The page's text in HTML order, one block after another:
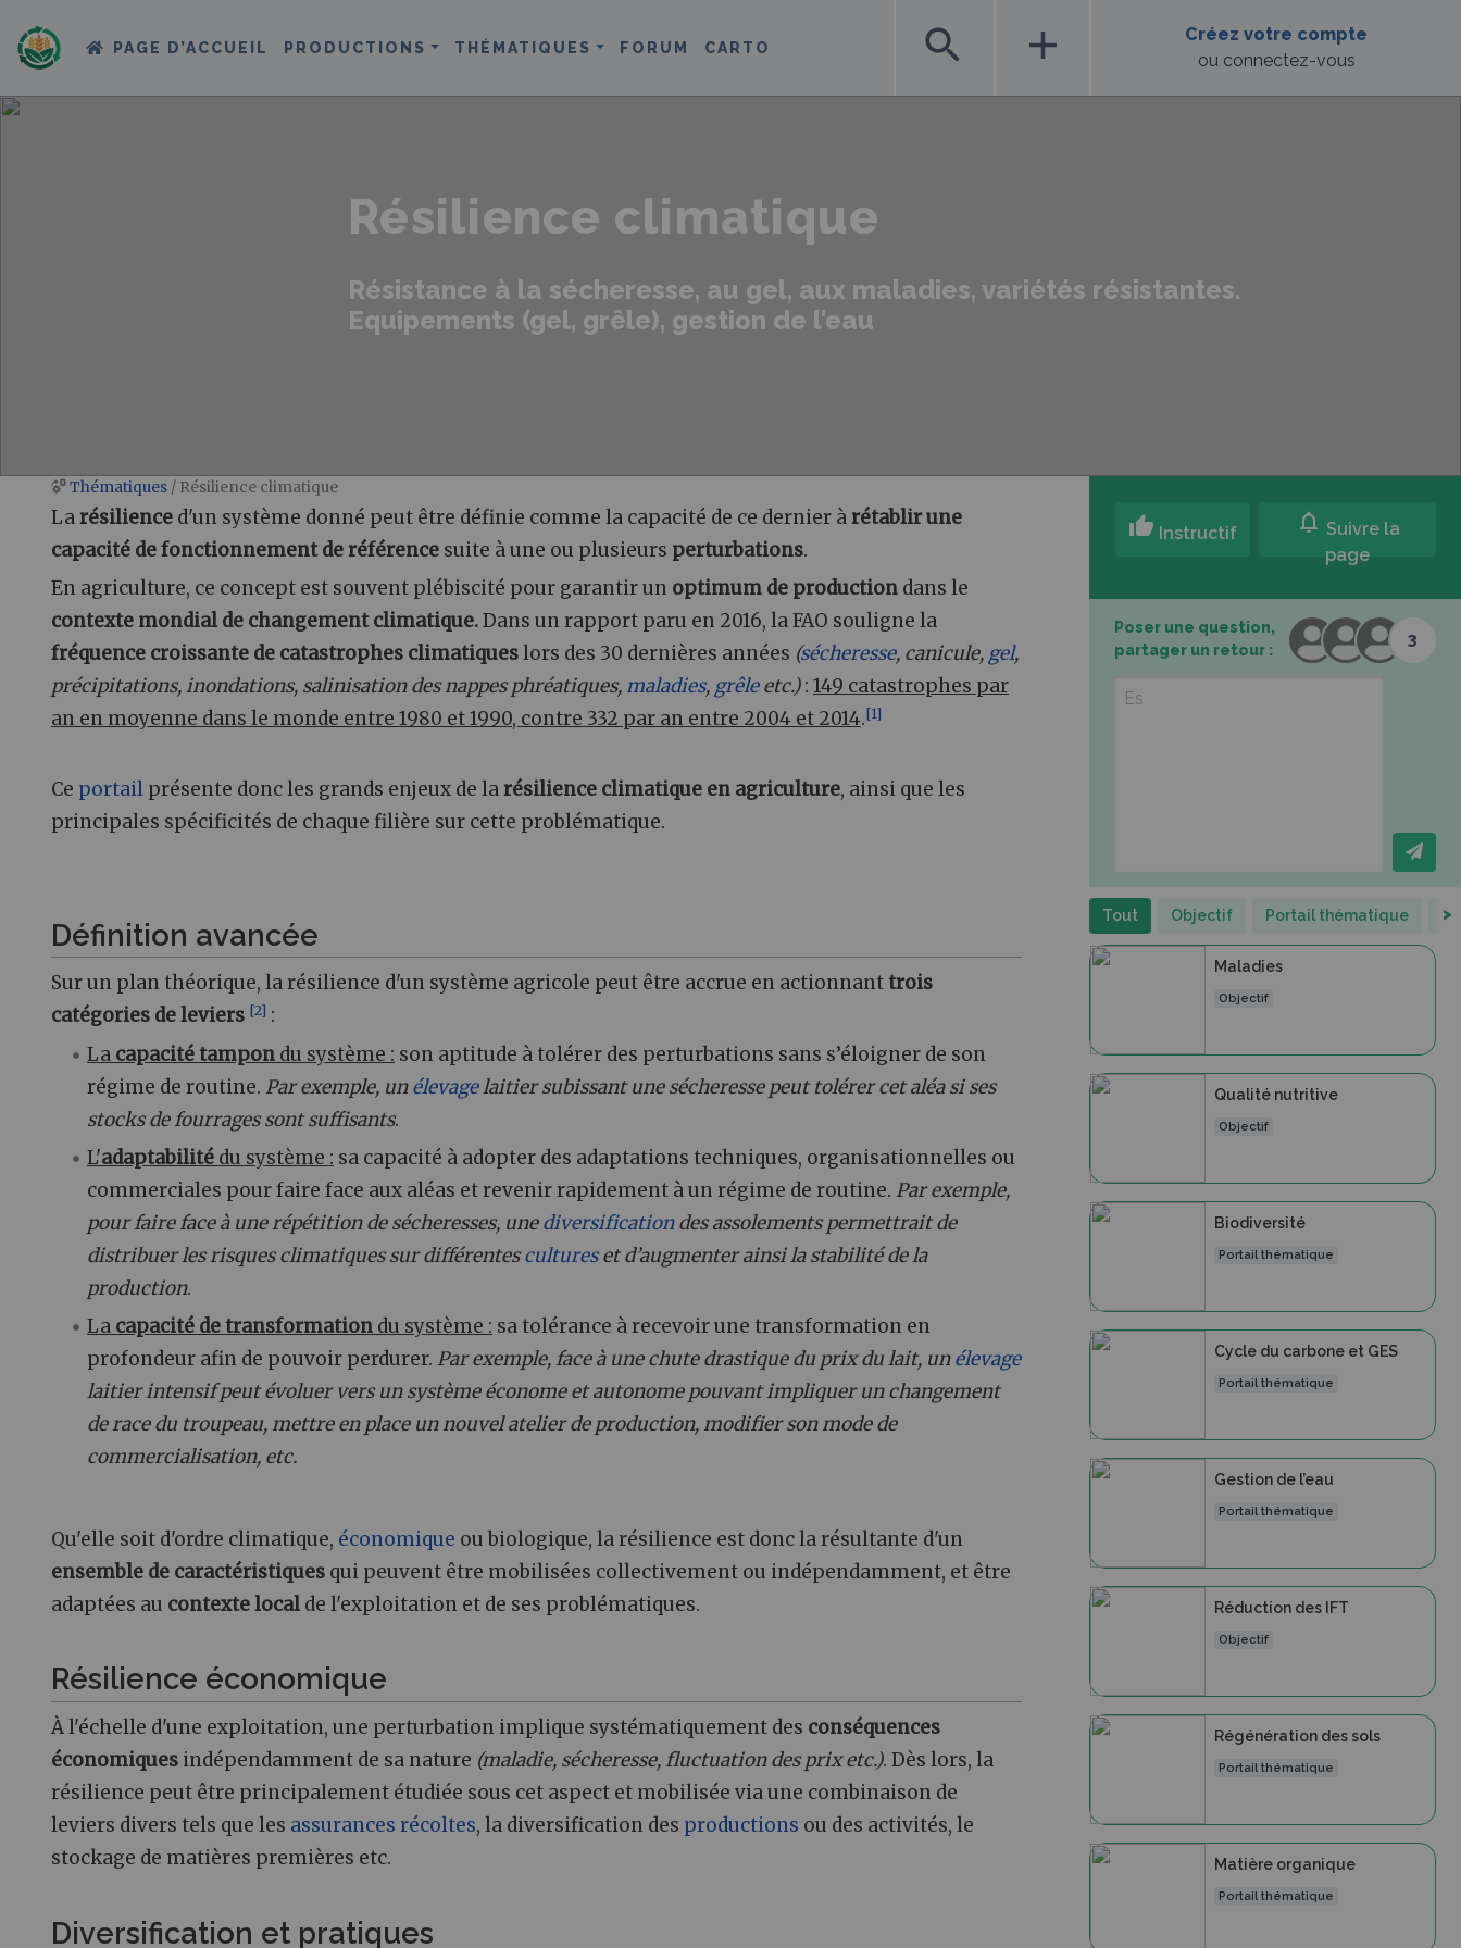
PAGE D’ACCUEIL PRODUCTIONS THÉMATIQUES FORUM CARTO search add
Créez votre compte
ou connectez-vous
Résilience climatique
Résistance à la sécheresse, au gel, aux maladies, variétés résistantes.
Equipements (gel, grêle), gestion de l'eau
Aller à :navigation,rechercher
Thématiques / Résilience climatique
Larésilience d'un système donné peut être définie comme la capacité de ce dernier àrétablir une
capacité de fonctionnement de référence suite à une ou plusieurs perturbations.
En agriculture, ce concept est souvent plébiscité pour garantir un optimum de production dans le
contexte mondial de changement climatique.Dans un rapport paru en 2016, la FAO souligne la
fréquence croissante de catastrophes climatiqueslors des 30 dernières années (sécheresse, canicule, gel,
précipitations, inondations, salinisation des nappes phréatiques, maladies, grêleetc.) : 149 catastrophes par
an en moyenne dans le monde entre 1980 et 1990, contre 332 par an entre 2004 et 2014.[1]
Ce portail présente donc les grands enjeux de larésilience climatique en agriculture, ainsi que les
principales spécificités de chaque filière sur cette problématique.
Définition avancée
Sur un plan théorique, la résilience d'un système agricole peut être accrue en actionnant trois
catégories de leviers [2] :
La capacité tampon du système : son aptitude à tolérer des perturbations sans s’éloigner de son
régime de routine. Par exemple, unélevagelaitier subissant une sécheresse peut tolérer cet aléa si ses
stocks de fourrages sont suffisants.
L'adaptabilité du système : sa capacité à adopter des adaptations techniques, organisationnelles ou
commerciales pour faire face aux aléas et revenir rapidement à un régime de routine. Par exemple,
pour faire face à une répétition de sécheresses, unediversificationdes assolements permettrait de
distribuer les risques climatiques sur différentescultureset d’augmenter ainsi la stabilité de la
production.
La capacité de transformation du système : sa tolérance à recevoir une transformation en
profondeur afin de pouvoir perdurer. Par exemple, face à une chute drastique du prix du lait, unélevage
laitier intensif peut évoluer vers un système économe et autonome pouvant impliquer un changement
de race du troupeau, mettre en place un nouvel atelier de production, modifier son mode de
commercialisation, etc.
Qu'elle soit d'ordre climatique, économique ou biologique, la résilience est donc la résultante d'un
ensemble de caractéristiques qui peuvent être mobilisées collectivement ou indépendamment, et être
adaptées au contexte local de l'exploitation et de ses problématiques.
Résilience économique
À l'échelle d'une exploitation, une perturbation implique systématiquement des conséquences
économiques indépendamment de sa nature (maladie, sécheresse, fluctuation des prix etc.). Dès lors, la
résilience peut être principalement étudiée sous cet aspect et mobilisée via une combinaison de
leviers divers tels que les assurances récoltes, la diversification des productions ou des activités, le
stockage de matières premières etc.
Diversification et pratiques
thumb_up Instructif notifications Suivre la
page
Poser une question,
partager un retour :
3
Tout Objectif Portail thématique >
Maladies
Objectif
Qualité nutritive
Objectif
Biodiversité
Portail thématique
Cycle du carbone et GES
Portail thématique
Gestion de l’eau
Portail thématique
Réduction des IFT
Objectif
Régénération des sols
Portail thématique
Matière organique
Portail thématique